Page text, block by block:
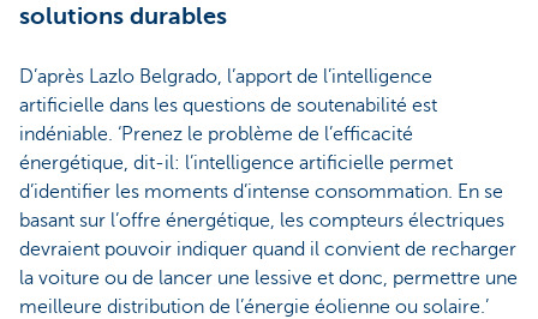
solutions durables
D’après Lazlo Belgrado, l’apport de l’intelligence
artificielle dans les questions de soutenabilité est
indéniable. ‘Prenez le problème de l’efficacité
énergétique, dit-il: l’intelligence artificielle permet
d’identifier les moments d’intense consommation. En se
basant sur l’offre énergétique, les compteurs électriques
devraient pouvoir indiquer quand il convient de recharger
la voiture ou de lancer une lessive et donc, permettre une
meilleure distribution de l’énergie éolienne ou solaire.’